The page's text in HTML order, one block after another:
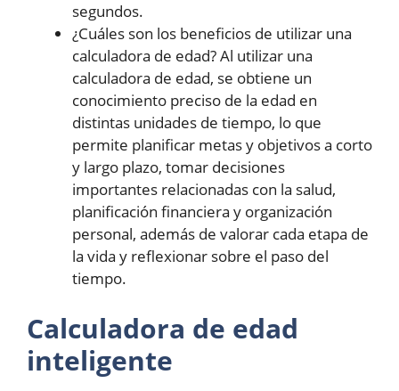
segundos.
¿Cuáles son los beneficios de utilizar una
calculadora de edad? Al utilizar una
calculadora de edad, se obtiene un
conocimiento preciso de la edad en
distintas unidades de tiempo, lo que
permite planificar metas y objetivos a corto
y largo plazo, tomar decisiones
importantes relacionadas con la salud,
planificación financiera y organización
personal, además de valorar cada etapa de
la vida y reflexionar sobre el paso del
tiempo.
Calculadora de edad
inteligente